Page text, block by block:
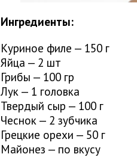
Ингредиенты:
Куриное филе — 150 г
Яйца — 2 шт
Грибы — 100 гр
Лук — 1 головка
Твердый сыр — 100 г
Чеснок — 2 зубчика
Грецкие орехи — 50 г
Майонез — по вкусу